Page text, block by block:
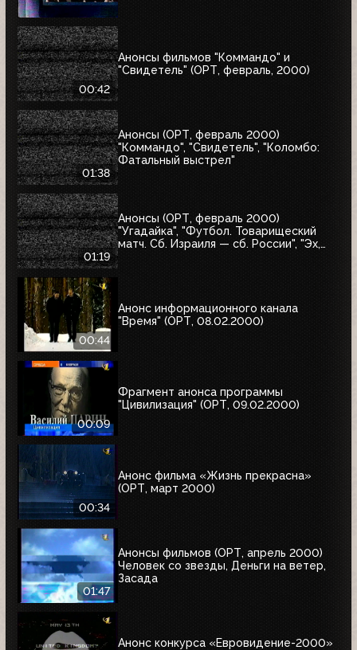
00:42
Анонсы фильмов "Коммандо" и
"Свидетель" (ОРТ, февраль, 2000)
01:38
Анонсы (ОРТ, февраль 2000)
"Коммандо", "Свидетель", "Коломбо:
Фатальный выстрел"
01:19
Анонсы (ОРТ, февраль 2000)
"Угадайка", "Футбол. Товарищеский
матч. Сб. Израиля — сб. России", "Эх,
00:44
Анонс информационного канала
"Время" (ОРТ, 08.02.2000)
00:09
Фрагмент анонса программы
"Цивилизация" (ОРТ, 09.02.2000)
00:34
Анонс фильма «Жизнь прекрасна»
(ОРТ, март 2000)
01:47
Анонсы фильмов (ОРТ, апрель 2000)
Человек со звезды, Деньги на ветер,
Засада
Анонс конкурса «Евровидение-2000»